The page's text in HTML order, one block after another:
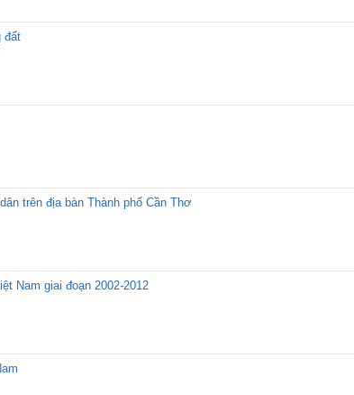
đất
trên địa bàn Thành phố Cần Thơ
Nam giai đoạn 2002-2012